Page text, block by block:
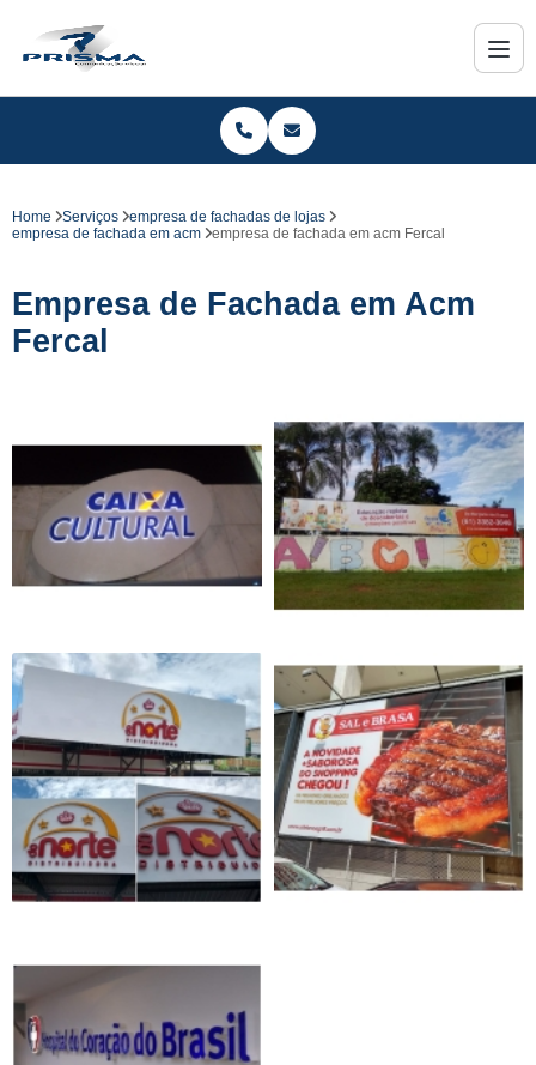
Home Serviços
empresa de fachadas de lojas
empresa de fachada em acm
empresa de fachada em acm Fercal
Empresa de Fachada em Acm
Fercal